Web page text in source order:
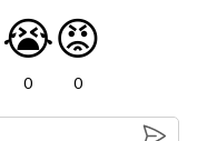
😭
0
😡
0